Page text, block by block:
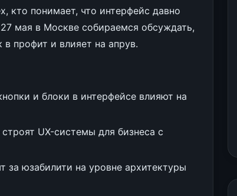
кто понимает, что интерфейс давно
мая в Москве собираемся обсуждать,
профит и влияет на апрув.
и блоки в интерфейсе влияют на
UX-системы для бизнеса с
за юзабилити на уровне архитектуры